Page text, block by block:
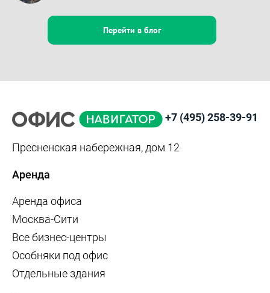
Перейти в блог
+7 (495) 258-39-91
Пресненская набережная, дом 12
Аренда
Аренда офиса
Москва-Сити
Все бизнес-центры
Особняки под офис
Отдельные здания